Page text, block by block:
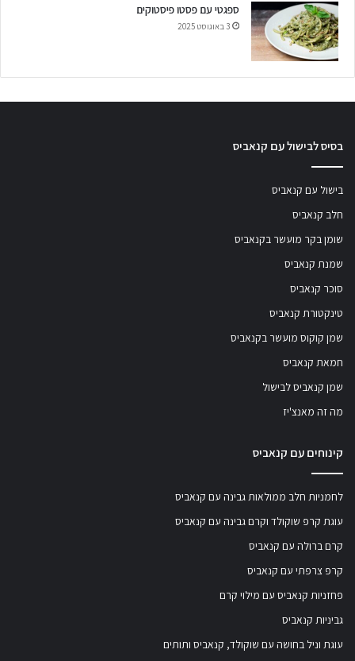
ספגטי עם פסטו פיסטוקים
3 באוגוסט 2025
בסיס לבישול עם קנאביס
בישול עם קנאביס
חלב קנאביס
שומן בקר מועשר בקנאביס
שמנת קנאביס
סוכר קנאביס
טינקטורת קנאביס
שמן קוקוס מועשר בקנאביס
חמאת קנאביס
שמן קנאביס לבישול
מה זה מאנצ'יז
קינוחים עם קנאביס
לחמניות חלב ממולאות גבינה עם קנאביס
עוגת קרפ שוקולד וקרם גבינה עם קנאביס
קרם ברולה עם קנאביס
קרפ צרפתי עם קנאביס
פחזניות קנאביס עם מילוי קרם
גביניות קנאביס
עוגת וניל בחושה עם שוקולד, קנאביס ותותים